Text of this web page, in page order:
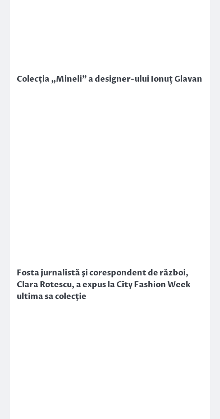
Colecţia „Mineli” a designer-ului Ionuț Glavan
Fosta jurnalistă şi corespondent de război,
Clara Rotescu, a expus la City Fashion Week
ultima sa colecţie